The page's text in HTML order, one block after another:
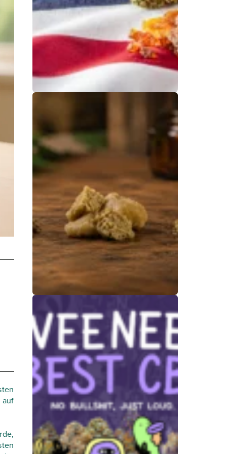
US-amerikanisches
CBD: Alles, was Sie
über US-CBD
wissen müssen
29. Juli 2026
Bubble Hash: Was
ist das? Full Melt,
Fresh Frozen und
Qualitätskriterien
25. Juni 2026